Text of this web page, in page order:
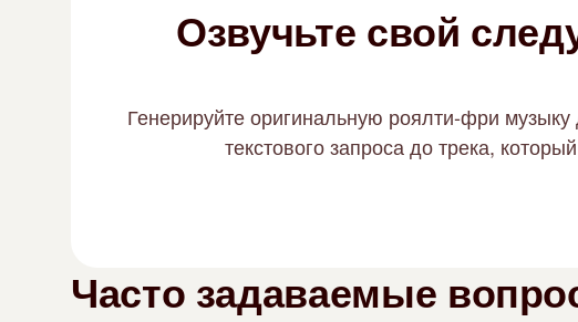
Озвучьте свой
Генерируйте оригинальную роялти-фри
текстового запроса до трека,
Часто задаваемые